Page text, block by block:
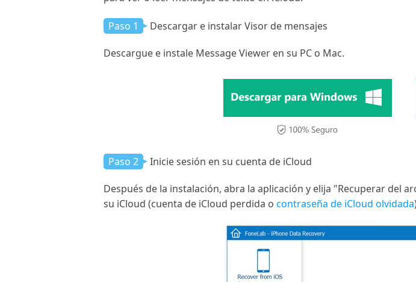
Paso 1 Descargar e instalar Visor de mensajes
Descargue e instale Message Viewer en su PC o Mac.
Paso 2 Inicie sesión en su cuenta de iCloud
Después de la instalación, abra la aplicación y elija "Recuperar del
su iCloud (cuenta de iCloud perdida o contraseña de iCloud olvidada